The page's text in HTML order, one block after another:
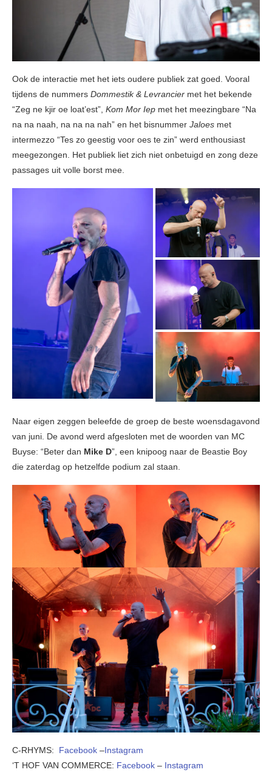
Ook de interactie met het iets oudere publiek zat goed. Vooral
tijdens de nummers Dommestik & Levrancier met het bekende
“Zeg ne kjir oe loat’est”, Kom Mor Iep met het meezingbare “Na
na na naah, na na na nah” en het bisnummer Jaloes met
intermezzo “Tes zo geestig voor oes te zin” werd enthousiast
meegezongen. Het publiek liet zich niet onbetuigd en zong deze
passages uit volle borst mee.
Naar eigen zeggen beleefde de groep de beste woensdagavond
van juni. De avond werd afgesloten met de woorden van MC
Buyse: “Beter dan Mike D”, een knipoog naar de Beastie Boy
die zaterdag op hetzelfde podium zal staan.
C-RHYMS: Facebook –Instagram
‘T HOF VAN COMMERCE: Facebook – Instagram